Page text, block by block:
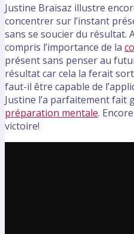
Justine Braisaz illustre
concentrer sur l’instant
sans se soucier du résultat.
compris l’importance de la
présent sans penser au
résultat car cela la ferait
faut-il être capable de
Justine l’a parfaitement fait
préparation mentale.
victoire!